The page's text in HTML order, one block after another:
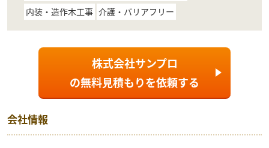
内装・造作木工事 介護・バリアフリー
株式会社サンプロ
の無料見積もりを依頼する
会社情報